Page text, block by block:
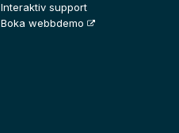
Interaktiv support
Boka webbdemo